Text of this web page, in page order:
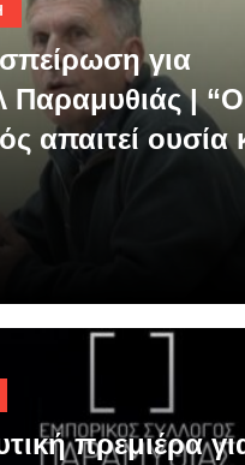
για
Παραμυθιάς | “Ο
απαιτεί ουσία
πρεμιέρα